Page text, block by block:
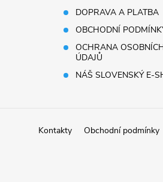
DOPRAVA A PLATBA
OBCHODNÍ
OCHRANA
ÚDAJŮ
NÁŠ SLOVENSKÝ E-
Kontakty Obchodní podmínky